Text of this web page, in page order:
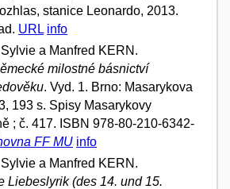
stanice Leonardo, 2013.
URL info
a Manfred KERN.
milostné básnictví
. Vyd. 1. Brno: Masarykova
193 s. Spisy Masarykovy
; č. 417. ISBN 978-80-210-6342-
FF MU info
a Manfred KERN.
Liebeslyrik (des 14. und 15.